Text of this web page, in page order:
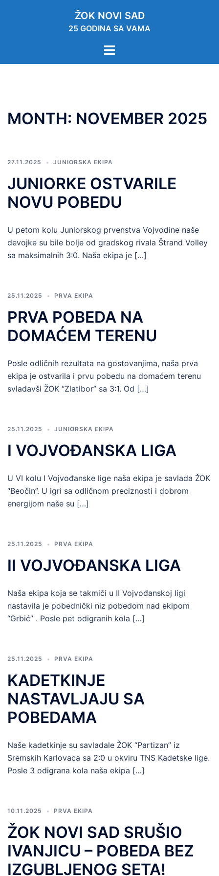
ŽOK NOVI SAD
25 GODINA SA VAMA
MONTH: NOVEMBER 2025
27.11.2025 JUNIORSKA EKIPA
JUNIORKE OSTVARILE
NOVU POBEDU
U petom kolu Juniorskog prvenstva Vojvodine naše
devojke su bile bolje od gradskog rivala Štrand Volley
sa maksimalnih 3:0. Naša ekipa je […]
25.11.2025 PRVA EKIPA
PRVA POBEDA NA
DOMAĆEM TERENU
Posle odličnih rezultata na gostovanjima, naša prva
ekipa je ostvarila i prvu pobedu na domaćem terenu
svladavši ŽOK “Zlatibor” sa 3:1. Od […]
25.11.2025 JUNIORSKA EKIPA
I VOJVOĐANSKA LIGA
U VI kolu I Vojvođanske lige naša ekipa je savlada ŽOK
“Beočin”. U igri sa odličnom preciznosti i dobrom
energijom naše su […]
25.11.2025 PRVA EKIPA
II VOJVOĐANSKA LIGA
Naša ekipa koja se takmiči u II Vojvođanskoj ligi
nastavila je pobednički niz pobedom nad ekipom
“Grbić” . Posle pet odigranih kola […]
25.11.2025 PRVA EKIPA
KADETKINJE
NASTAVLJAJU SA
POBEDAMA
Naše kadetkinje su savladale ŽOK “Partizan” iz
Sremskih Karlovaca sa 2:0 u okviru TNS Kadetske lige.
Posle 3 odigrana kola naša ekipa […]
10.11.2025 PRVA EKIPA
ŽOK NOVI SAD SRUŠIO
IVANJICU – POBEDA BEZ
IZGUBLJENOG SETA!